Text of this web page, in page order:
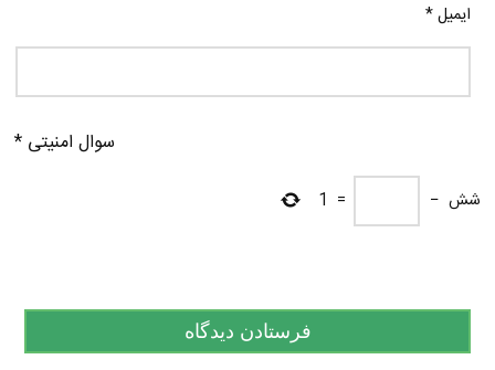
ایمیل*
سوال امنیتی *
شش −
=
1